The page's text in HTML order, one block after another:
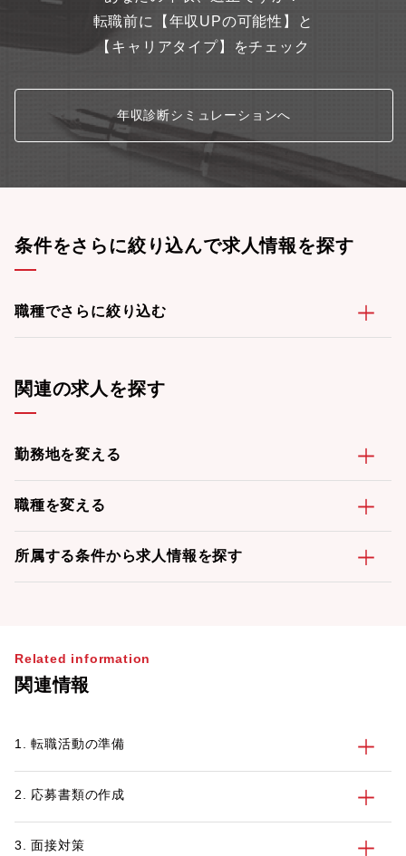
転職前に【年収UPの可能性】と
【キャリアタイプ】をチェック
年収診断シミュレーションへ
条件をさらに絞り込んで求人情報を探す
職種でさらに絞り込む
関連の求人を探す
勤務地を変える
職種を変える
所属する条件から求人情報を探す
Related information
関連情報
1. 転職活動の準備
2. 応募書類の作成
3. 面接対策